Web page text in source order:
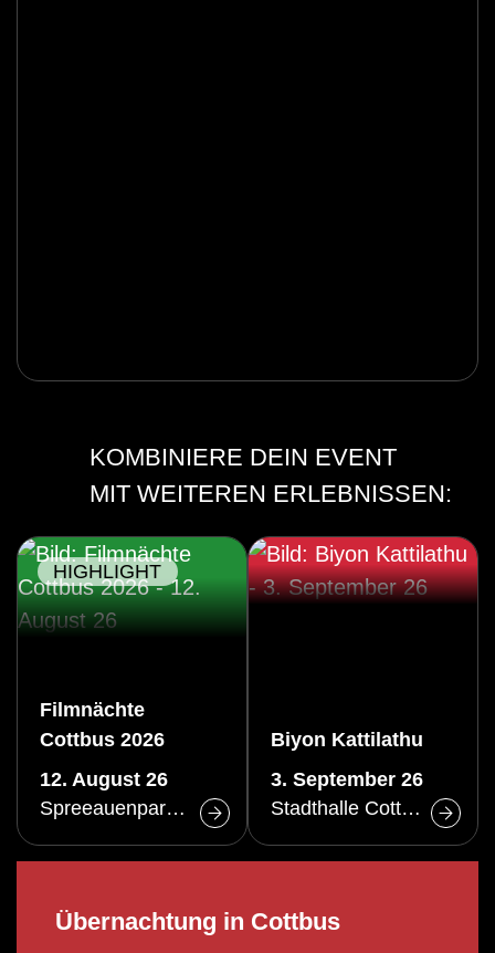
KOMBINIERE DEIN EVENT
MIT WEITEREN ERLEBNISSEN:
HIGHLIGHT
Filmnächte
Cottbus 2026
12. August 26
Spreeauenpark Cottbus
Biyon Kattilathu
3. September 26
Stadthalle Cottbus
Übernachtung in Cottbus